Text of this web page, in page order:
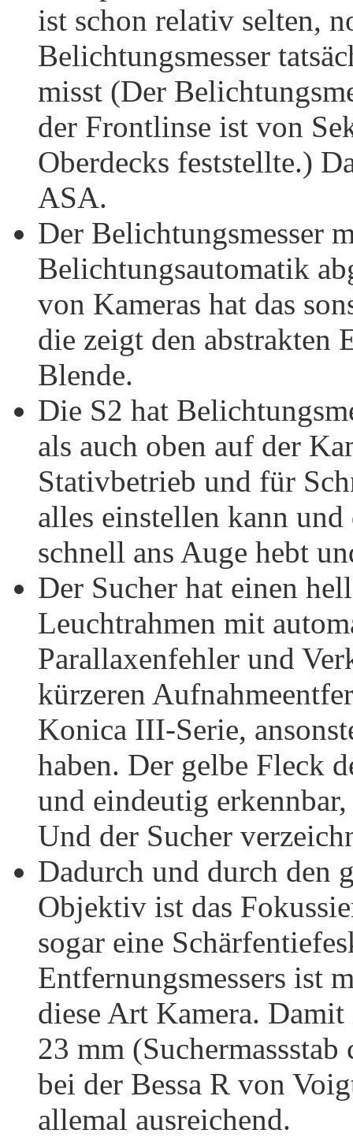
ist schon relativ selten,
Belichtungsmesser
misst (Der
der Frontlinse ist von
Oberdecks feststellte.)
ASA.
Der Belichtungsmesser
Belichtungsautomatik
von Kameras hat das
die zeigt den abstrakten
Blende.
Die S2 hat
als auch oben auf der
Stativbetrieb und für
alles einstellen kann
schnell ans Auge hebt
Der Sucher hat einen
Leuchtrahmen mit
Parallaxenfehler und
kürzeren
Konica III-Serie,
haben. Der gelbe Fleck
und eindeutig
Und der Sucher
Dadurch und durch den
Objektiv ist das
sogar eine
Entfernungsmessers ist
diese Art Kamera.
23 mm
bei der Bessa R von
allemal ausreichend.